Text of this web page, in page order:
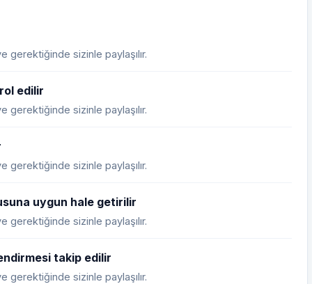
gerektiğinde sizinle paylaşılır.
edilir
gerektiğinde sizinle paylaşılır.
gerektiğinde sizinle paylaşılır.
uygun hale getirilir
gerektiğinde sizinle paylaşılır.
takip edilir
gerektiğinde sizinle paylaşılır.